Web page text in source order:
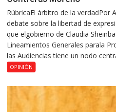
RúbricaEl árbitro de la verdadPor
debate sobre la libertad de
que elgobierno de Claudia
Lineamientos Generales parala
las Audiencias tiene un nodo
OPINIÓN